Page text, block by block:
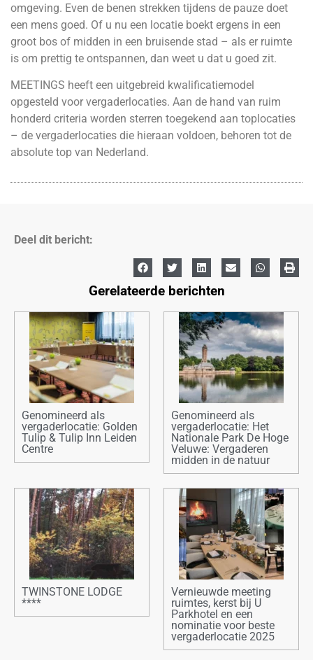
omgeving. Even de benen strekken tijdens de pauze doet
een mens goed. Of u nu een locatie boekt ergens in een
groot bos of midden in een bruisende stad – als er ruimte
is om prettig te ontspannen, dan weet u dat u goed zit.
MEETINGS heeft een uitgebreid kwalificatiemodel
opgesteld voor vergaderlocaties. Aan de hand van ruim
honderd criteria worden sterren toegekend aan toplocaties
– de vergaderlocaties die hieraan voldoen, behoren tot de
absolute top van Nederland.
Deel dit bericht:
Gerelateerde berichten
Genomineerd als
vergaderlocatie: Golden
Tulip & Tulip Inn Leiden
Centre
Genomineerd als
vergaderlocatie: Het
Nationale Park De Hoge
Veluwe: Vergaderen
midden in de natuur
TWINSTONE LODGE
****
Vernieuwde meeting
ruimtes, kerst bij U
Parkhotel en een
nominatie voor beste
vergaderlocatie 2025